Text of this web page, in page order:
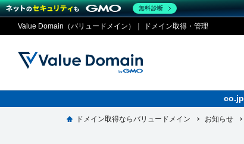
Value Domain（バリュードメイン）｜ ドメイン取得・管理
ドメイン
レンタルサーバー
セキュリティ
サービス
co.jp
ドメイン取得ならバリュードメイン お知らせ
無料診断